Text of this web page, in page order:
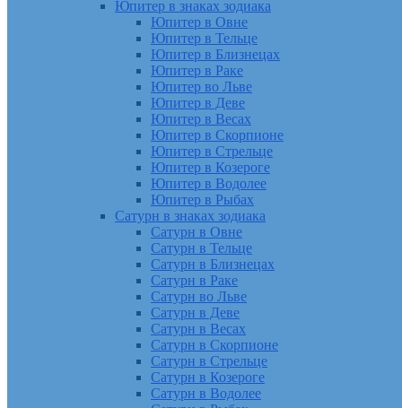
Юпитер в знаках зодиака
Юпитер в Овне
Юпитер в Тельце
Юпитер в Близнецах
Юпитер в Раке
Юпитер во Льве
Юпитер в Деве
Юпитер в Весах
Юпитер в Скорпионе
Юпитер в Стрельце
Юпитер в Козероге
Юпитер в Водолее
Юпитер в Рыбах
Сатурн в знаках зодиака
Сатурн в Овне
Сатурн в Тельце
Сатурн в Близнецах
Сатурн в Раке
Сатурн во Льве
Сатурн в Деве
Сатурн в Весах
Сатурн в Скорпионе
Сатурн в Стрельце
Сатурн в Козероге
Сатурн в Водолее